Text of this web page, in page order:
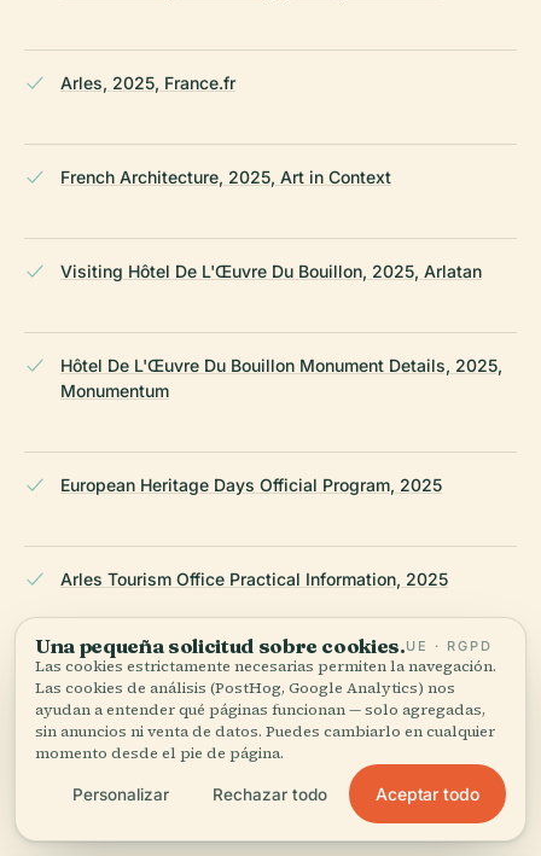
Arles, 2025, France.fr
French Architecture, 2025, Art in Context
Visiting Hôtel De L'Œuvre Du Bouillon, 2025, Arlatan
Hôtel De L'Œuvre Du Bouillon Monument Details, 2025,
Monumentum
European Heritage Days Official Program, 2025
Arles Tourism Office Practical Information, 2025
Cultural and Charitable Traditions in Arles, 2025,
Cultured Voyages
Documentado a partir de Wikidata, Wikipedia y fuentes
Cómo hacemos nuestras guías →
Una pequeña solicitud sobre cookies.UE · RGPD
Las cookies estrictamente necesarias permiten la navegación.
Las cookies de análisis (PostHog, Google Analytics) nos
ayudan a entender qué páginas funcionan — solo agregadas,
sin anuncios ni venta de datos. Puedes cambiarlo en cualquier
momento desde el pie de página.
Personalizar Rechazar todo Aceptar todo